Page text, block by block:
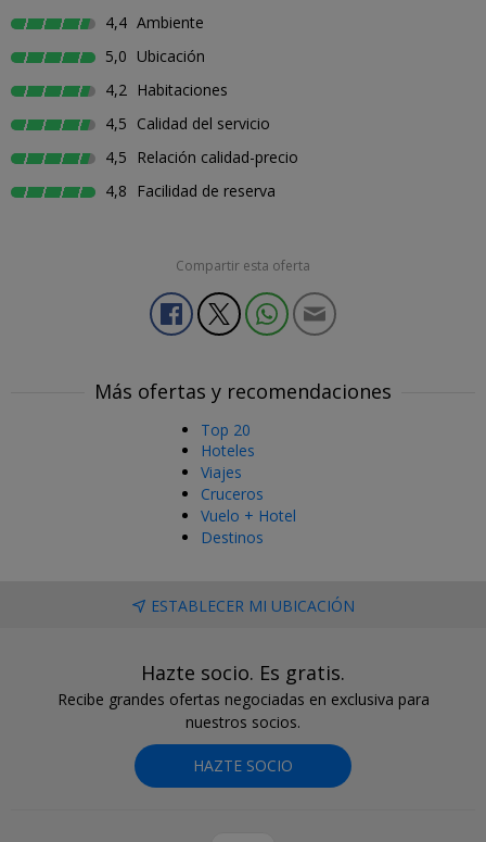
4,4 Ambiente
5,0 Ubicación
4,2
Habitaciones
4,5 Calidad del servicio
4,5
Relación calidad-precio
4,8
Facilidad de reserva
Compartir esta oferta
Más ofertas y recomendaciones
Top 20
Hoteles
Viajes
Cruceros
Vuelo + Hotel
Destinos
ESTABLECER MI UBICACIÓN
Hazte socio. Es gratis.
Recibe grandes ofertas negociadas en exclusiva para
nuestros socios.
HAZTE SOCIO